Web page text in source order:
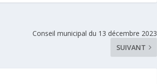
Conseil municipal du 13 décembre 2023
SUIVANT